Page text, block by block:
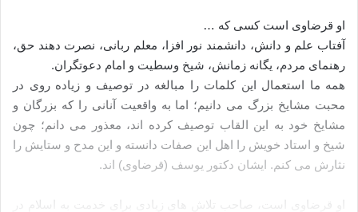
او قرضاوی است کسی که …
آفتاب علم و دانش، دانشمند نور افزا، معلم ربانی، نصرت دهند حق،
رهنمای مردم، یگانه زمانش، شیخ وسطیت و امام دعوتگران.
همه ما استعمال این کلمات را مبالغه در توصیف و زیاده روی در
محبت مشایخ بزرگ می دانیم؛ اما به واقعیت آنانی را که بزرگان و
مشایخ خود به این القاب توصیف کرده اند، معذور می دانم؛ چون
شیخ و استاد خویش را اهل این صفات دانسته و این مدح و ستایش را
نثارش می کنم. ایشان دکتور یوسف (قرضاوی) اند.
او قرضاوی است، صاحب تلاش های زیادی برای خدمت به اسلام در